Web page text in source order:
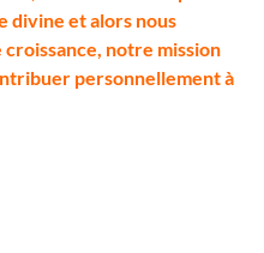
divine et alors nous
notre mission
personnellement à